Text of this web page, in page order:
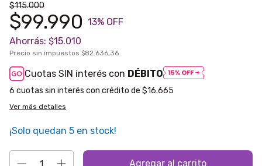
$115.000
$99.990 13% OFF
Ahorrás: $15.010
Precio sin impuestos $82.636,36
Cuotas SIN interés con DÉBITO
6 $16.665
Ver más detalles
¡Solo quedan 5 en stock!